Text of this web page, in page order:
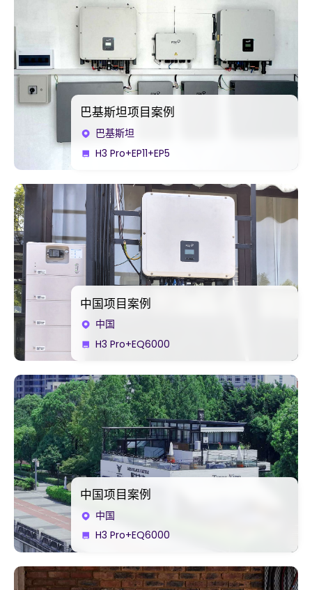
巴基斯坦项目案例
巴基斯坦
H3 Pro+EP11+EP5
中国项目案例
中国
H3 Pro+EQ6000
中国项目案例
中国
H3 Pro+EQ6000